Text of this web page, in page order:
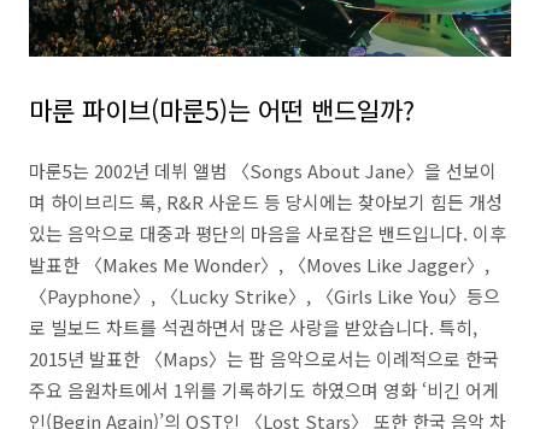
마룬 파이브(마룬5)는 어떤 밴드일까?
마룬5는 2002년 데뷔 앨범 〈Songs About Jane〉을 선보이
며 하이브리드 록, R&R 사운드 등 당시에는 찾아보기 힘든 개성
있는 음악으로 대중과 평단의 마음을 사로잡은 밴드입니다. 이후
발표한 〈Makes Me Wonder〉, 〈Moves Like Jagger〉,
〈Payphone〉, 〈Lucky Strike〉, 〈Girls Like You〉등으
로 빌보드 차트를 석권하면서 많은 사랑을 받았습니다. 특히,
2015년 발표한 〈Maps〉는 팝 음악으로서는 이례적으로 한국
주요 음원차트에서 1위를 기록하기도 하였으며 영화 ‘비긴 어게
인(Begin Again)’의 OST인 〈Lost Stars〉 또한 한국 음악 차